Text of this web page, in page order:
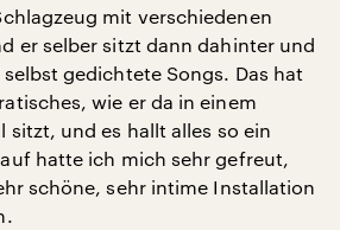
mit verschiedenen
er selber sitzt dann dahinter und
gedichtete Songs. Das hat
wie er da in einem
sitzt, und es hallt alles so ein
hatte ich mich sehr gefreut,
schöne, sehr intime Installation